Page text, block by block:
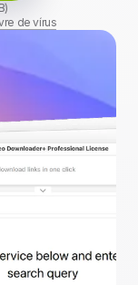
de vírus